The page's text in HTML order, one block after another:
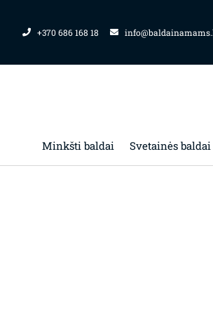
+370 686 168 18
Minkšti baldai Svetainės baldai